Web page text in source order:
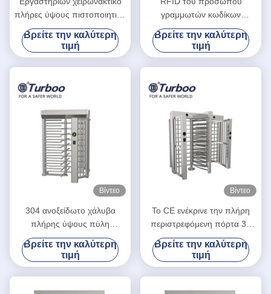
πλήρες ύψους πιστοποιητικό
CE λειτουργίας ISO9001
επαναρύθμισης
περιστροφικών πυλών μόνο
Βρείτε την καλύτερη
τιμή
γραμμωτών κωδίκων
περιστροφική πύλη ύψους
αναγνώρισης πλήρης/
πλήρης πύλη 24V ύψους
SUS304
Βρείτε την καλύτερη
τιμή
Βίντεο
304 ανοξείδωτο χάλυβα
πλήρης ύψους πύλη
στρογγυλοειδής με QR
κωδικό για τη φυλακή /
γειτονιές
Βρείτε την καλύτερη
τιμή
Βίντεο
Το CE ενέκρινε την πλήρη
περιστρεφόμενη πόρτα 30
περιστροφικών πυλών
ύψους πρόσωπα/λ.
ταχύτητας διέλευσης
Βρείτε την καλύτερη
τιμή